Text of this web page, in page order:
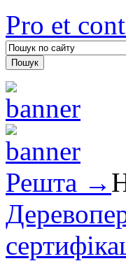
Pro et
Решта →